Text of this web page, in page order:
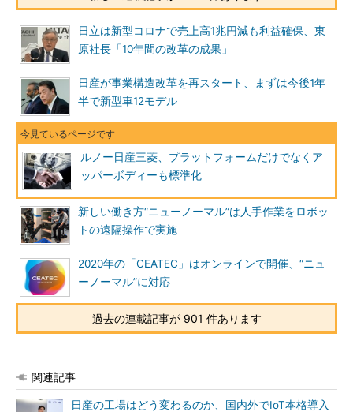
日立は新型コロナで売上高1兆円減も利益確保、東
原社長「10年間の改革の成果」
日産が事業構造改革を再スタート、まずは今後1年
半で新型車12モデル
ルノー日産三菱、プラットフォームだけでなくア
ッパーボディーも標準化
新しい働き方“ニューノーマル”は人手作業をロボッ
トの遠隔操作で実施
2020年の「CEATEC」はオンラインで開催、“ニュ
ーノーマル”に対応
過去の連載記事が 901 件あります
関連記事
日産の工場はどう変わるのか、国内外でIoT本格導入